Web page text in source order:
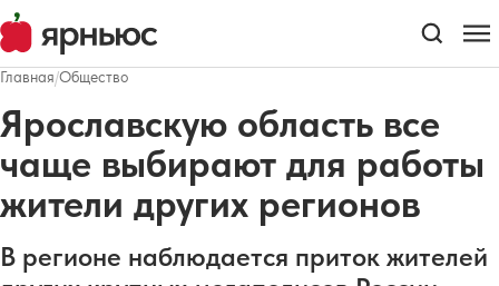
Главная/Общество
Ярославскую область все
чаще выбирают для работы
жители других регионов
В регионе наблюдается приток жителей